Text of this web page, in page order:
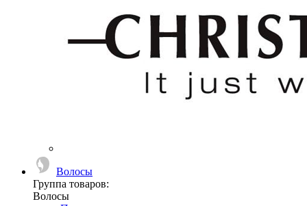
Волосы
Группа товаров:
Волосы